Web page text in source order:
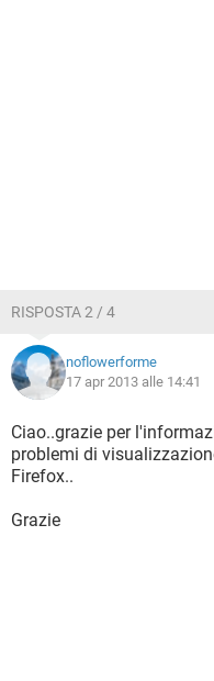
RISPOSTA 2 / 4
noflowerforme
17 apr 2013 alle 14:41
Ciao..grazie per
problemi di
Firefox..
Grazie